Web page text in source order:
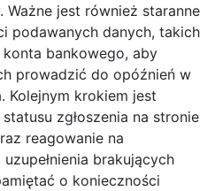
jest również staranne
podawanych danych, takich
konta bankowego, aby
prowadzić do opóźnień w
Kolejnym krokiem jest
zgłoszenia na stronie
reagowanie na
brakujących
o konieczności